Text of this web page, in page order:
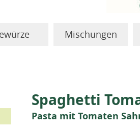
Mischungen
Spaghetti
Pasta mit Tomaten